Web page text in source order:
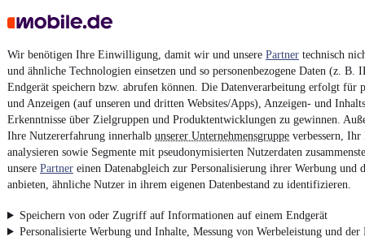
Wir benötigen Ihre Einwilligung, damit wir und unsere Partner technisch
und ähnliche Technologien einsetzen und so personenbezogene Daten (z. B.
Endgerät speichern bzw. abrufen können. Die Datenverarbeitung erfolgt für
und Anzeigen (auf unseren und dritten Websites/Apps), Anzeigen- und
Erkenntnisse über Zielgruppen und Produktentwicklungen zu gewinnen.
Ihre Nutzererfahrung innerhalb unserer Unternehmensgruppe verbessern, Ihr
analysieren sowie Segmente mit pseudonymisierten Nutzerdaten
unsere Partner einen Datenabgleich zur Personalisierung ihrer Werbung und
anbieten, ähnliche Nutzer in ihrem eigenen Datenbestand zu identifizieren.
Speichern von oder Zugriff auf Informationen auf einem Endgerät
Personalisierte Werbung und Inhalte, Messung von Werbeleistung und der